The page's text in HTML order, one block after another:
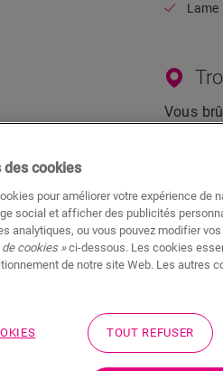
Lame
Vous
Il y a
Pas
cookies
pour améliorer votre expérience de
social et afficher des publicités
analytiques, ou vous pouvez modifier
cookies »ci-dessous. Les cookies
de notre site Web. Les autres
TOUT REFUSER